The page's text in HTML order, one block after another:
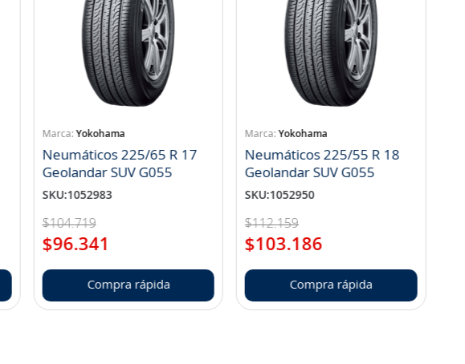
Yokohama
Neumáticos 225/65 R 17
Geolandar SUV G055
SKU:1052983
$104.719
$96.341
Compra rápida
Yokohama
Neumáticos 225/55 R 18
Geolandar SUV G055
SKU:1052950
$112.159
$103.186
Compra rápida